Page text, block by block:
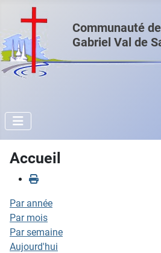
Communauté
Gabriel Val de
Accueil
Par année
Par mois
Par semaine
Aujourd'hui